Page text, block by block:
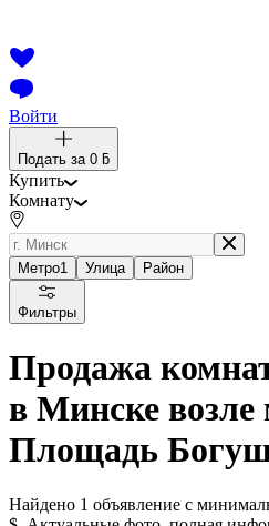
Войти
Подать за 0 ƃ
Купить
Комнату
Метро1 Улица Район
Фильтры
Продажа
в Минске возле
Площадь
Найдено 1 объявление с